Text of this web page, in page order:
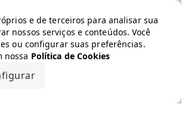
e de terceiros para analisar sua
nossos serviços e conteúdos. Você
ou configurar suas preferências.
nossa Política de Cookies